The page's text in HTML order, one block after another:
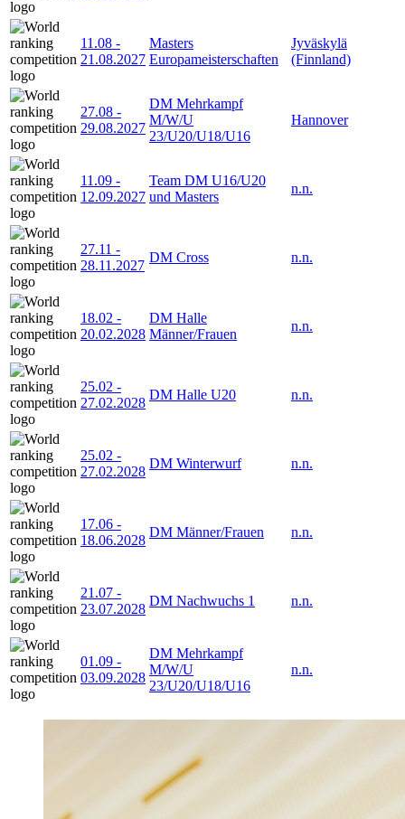
11.08 -
21.08.2027
Masters
Europameisterschaften
Jyväskylä
(Finnland)
27.08 -
29.08.2027
DM Mehrkampf
M/W/U
23/U20/U18/U16
Hannover
11.09 -
12.09.2027
Team DM U16/U20
und Masters
n.n.
27.11 -
28.11.2027
DM Cross n.n.
18.02 -
20.02.2028
DM Halle
Männer/Frauen
n.n.
25.02 -
27.02.2028
DM Halle U20 n.n.
25.02 -
27.02.2028
DM Winterwurf n.n.
17.06 -
18.06.2028
DM Männer/Frauen n.n.
21.07 -
23.07.2028
DM Nachwuchs 1 n.n.
01.09 -
03.09.2028
DM Mehrkampf
M/W/U
23/U20/U18/U16
n.n.